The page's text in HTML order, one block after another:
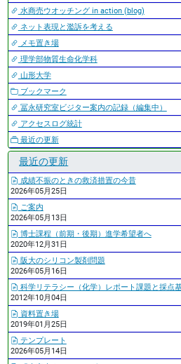
水商売ウオッチング in action (blog)
ネット表現と濫訴を考える
メモ置き場
理学部物質生命化学科
山形大学
ブックマーク
冨永研究室ビジター案内の記録（編集中）
アクセスログ統計
最近の更新
最近の更新
成績不振のときの救済措置の今昔
2026年05月25日
ご案内
2026年05月13日
博士課程（前期・後期）進学希望者へ
2020年12月31日
阪大のシリコン製剤問題
2026年05月16日
科学リテラシー（化学）レポート課題と採点
2012年10月04日
資料置き場
2019年01月25日
テンプレート
2026年05月14日